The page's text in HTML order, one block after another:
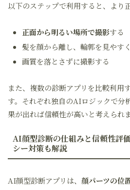
以下のステップで利用すると、より
正面から明るい場所で撮影する
髪を顔から離し、輪郭を見やす
画質を落とさずに撮影する
また、複数の診断アプリを比較利用
す。それぞれ独自のAIロジックで分
果が出れば信頼性が高いと考えられま
AI顔型診断の仕組みと信頼性評
シー対策も解説
AI顔型診断アプリは、 顔パーツの位